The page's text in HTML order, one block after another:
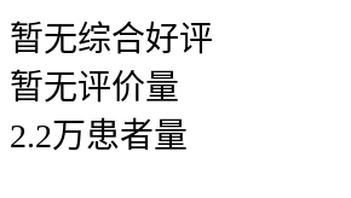
暂无综合好评
暂无评价量
2.2万患者量